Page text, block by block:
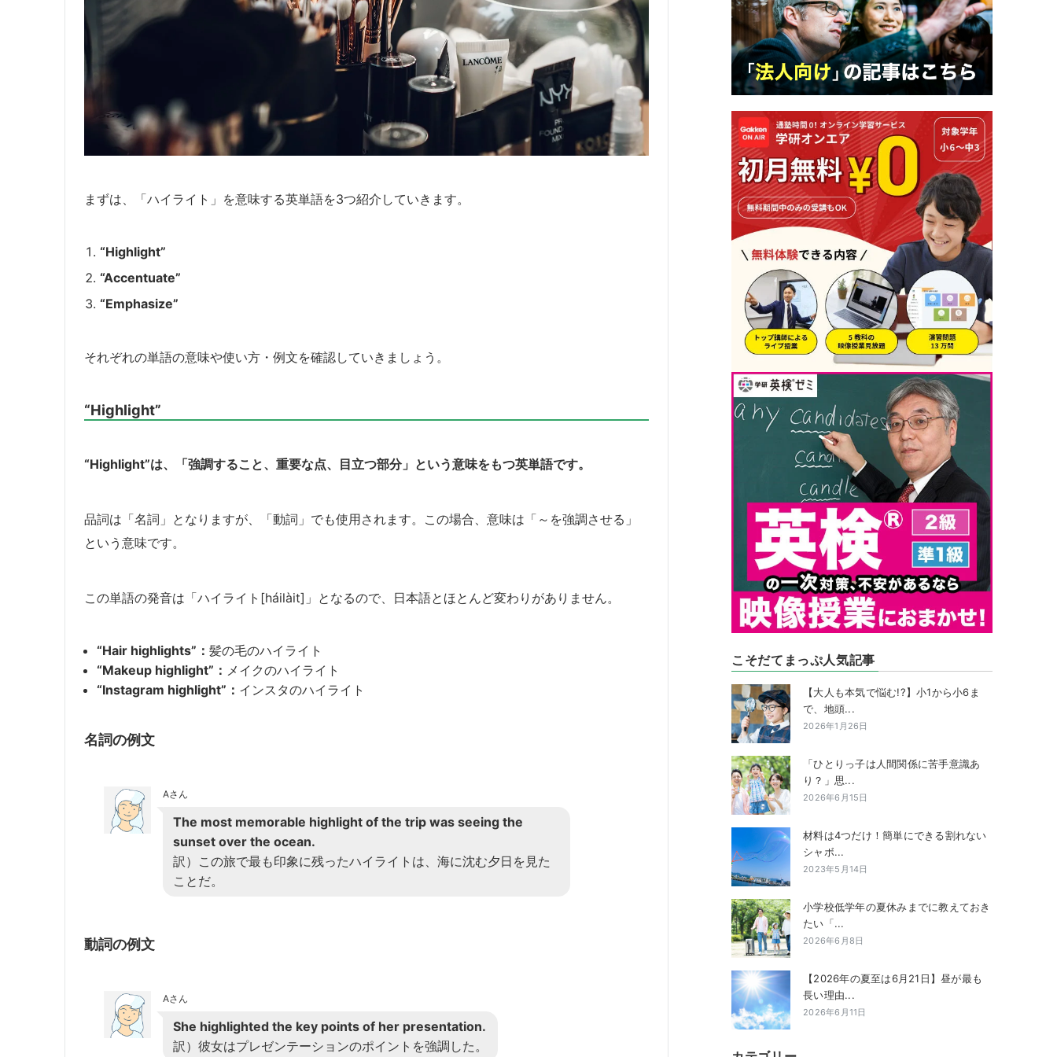
まずは、「ハイライト」を意味する英単語を3つ紹介していきます。
“Highlight”
“Accentuate”
“Emphasize”
それぞれの単語の意味や使い方・例文を確認していきましょう。
“Highlight”
“Highlight”は、「強調すること、重要な点、目立つ部分」という意味をもつ英単語です。
品詞は「名詞」となりますが、「動詞」でも使用されます。この場合、意味は「～を強調させる」
という意味です。
この単語の発音は「ハイライト[háilàit]」となるので、日本語とほとんど変わりがありません。
“Hair highlights”： 髪の毛のハイライト
“Makeup highlight”： メイクのハイライト
“Instagram highlight”： インスタのハイライト
名詞の例文
Aさん
The most memorable highlight of the trip was seeing the
sunset over the ocean.
訳）この旅で最も印象に残ったハイライトは、海に沈む夕日を見た
ことだ。
動詞の例文
Aさん
She highlighted the key points of her presentation.
訳）彼女はプレゼンテーションのポイントを強調した。
こそだてまっぷ人気記事
【大人も本気で悩む!?】小1から小6ま
で、地頭...
2026年1月26日
「ひとりっ子は人間関係に苦手意識あ
り？」思...
2026年6月15日
材料は4つだけ！簡単にできる割れない
シャボ...
2023年5月14日
小学校低学年の夏休みまでに教えておき
たい「...
2026年6月8日
【2026年の夏至は6月21日】昼が最も
長い理由...
2026年6月11日